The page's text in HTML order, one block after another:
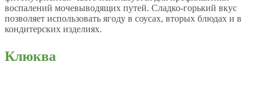
воспалений мочевыводящих путей. Сладко-горький вкус
позволяет использовать ягоду в соусах, вторых блюдах и в
кондитерских изделиях.
Клюква